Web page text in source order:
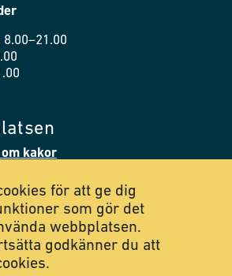
kakor
för att ge dig
som gör det
webbplatsen.
godkänner du att